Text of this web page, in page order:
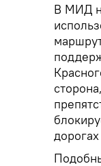
В МИД